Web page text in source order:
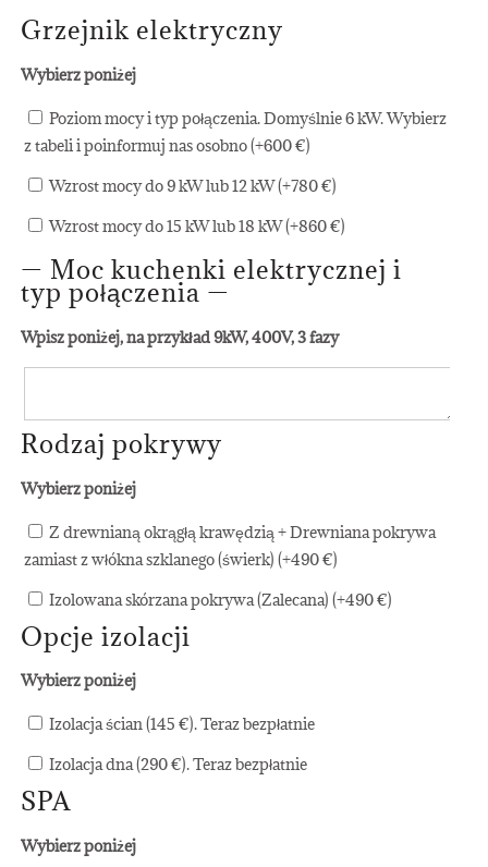
Grzejnik elektryczny
Wybierz poniżej
Poziom mocy i typ połączenia. Domyślnie 6 kW. Wybierz
z tabeli i poinformuj nas osobno (+600€)
Wzrost mocy do 9 kW lub 12 kW (+780€)
Wzrost mocy do 15 kW lub 18 kW (+860€)
— Moc kuchenki elektrycznej i
typ połączenia —
Wpisz poniżej, na przykład 9kW, 400V, 3 fazy
Rodzaj pokrywy
Wybierz poniżej
Z drewnianą okrągłą krawędzią + Drewniana pokrywa
zamiast z włókna szklanego (świerk) (+490€)
Izolowana skórzana pokrywa (Zalecana) (+490€)
Opcje izolacji
Wybierz poniżej
Izolacja ścian (145 €). Teraz bezpłatnie
Izolacja dna (290 €). Teraz bezpłatnie
SPA
Wybierz poniżej